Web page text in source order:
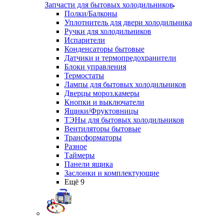
Запчасти для бытовых холодильников
Полки/Балконы
Уплотнитель для двери холодильника
Ручки для холодильников
Испарители
Конденсаторы бытовые
Датчики и термопредохранители
Блоки управления
Термостаты
Лампы для бытовых холодильников
Дверцы мороз.камеры
Кнопки и выключатели
Ящики/Фруктовницы
ТЭНы для бытовых холодильников
Вентиляторы бытовые
Трансформаторы
Разное
Таймеры
Панели ящика
Заслонки и комплектующие
Ещё 9